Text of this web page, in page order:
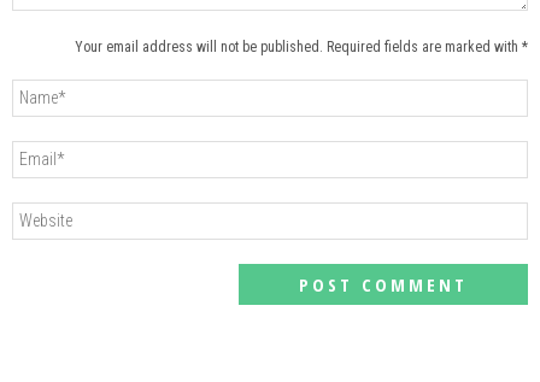
Your email address will not be published. Required fields are marked with *